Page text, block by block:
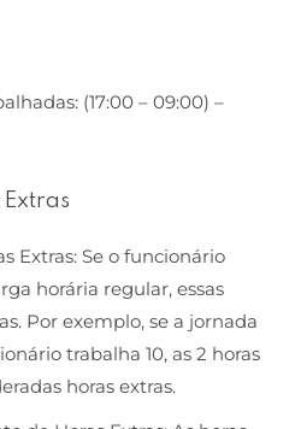
(17:00 – 09:00) –
Extras: Se o funcionário
horária regular, essas
Por exemplo, se a jornada
trabalha 10, as 2 horas
horas extras.